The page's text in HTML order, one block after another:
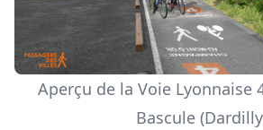
Aperçu de la Voie Lyonnaise
Bascule